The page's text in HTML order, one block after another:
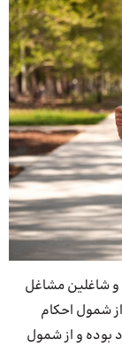
و شاغلین مشاغل
شمول احکام
و از شمول